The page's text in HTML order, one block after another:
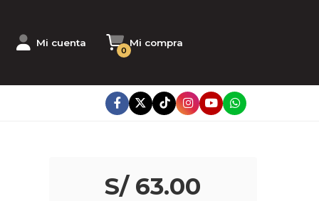
Mi cuenta Mi compra
0
S/ 63.00